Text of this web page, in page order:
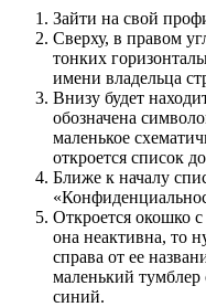
Зайти на свой
Сверху, в правом
тонких
имени владельца
Внизу будет
обозначена
маленькое
откроется список
Ближе к началу
Откроется окошко
она неактивна, то
справа от ее
маленький тумблер
синий.